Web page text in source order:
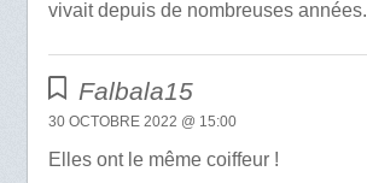
vivait depuis de nombreuses années.
Falbala15
30 OCTOBRE 2022 @ 15:00
Elles ont le même coiffeur !